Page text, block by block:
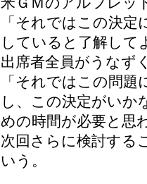
「それではこの決
していると了解して
出席者全員がうなず
「それではこの問
し、この決定がいか
めの時間が必要と思
次回さらに検討する
いう。